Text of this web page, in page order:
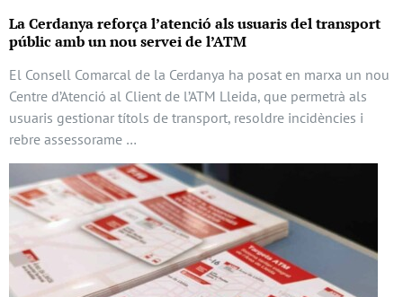
La Cerdanya reforça l’atenció als usuaris del transport
públic amb un nou servei de l’ATM
El Consell Comarcal de la Cerdanya ha posat en marxa un nou
Centre d’Atenció al Client de l’ATM Lleida, que permetrà als
usuaris gestionar títols de transport, resoldre incidències i
rebre assessorame …